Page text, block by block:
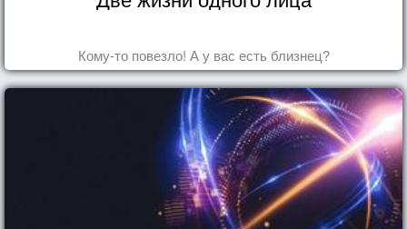
Кому-то повезло! А у вас есть близнец?